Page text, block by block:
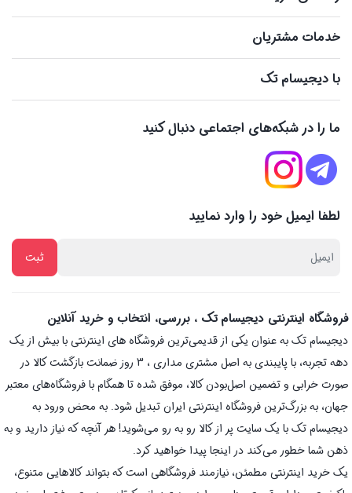
خدمات مشتریان
با دیجیسام تک
ما را در شبکه‌های اجتماعی دنبال کنید
لطفا ایمیل خود را وارد نمایید
فروشگاه اینترنتی دیجیسام تک ، بررسی، انتخاب و خرید آنلاین
دیجیسام تک به عنوان یکی از قدیمی‌ترین فروشگاه های اینترنتی با بیش از یک
دهه تجربه، با پایبندی به اصل مشتری مداری ، 3 روز ضمانت بازگشت کالا در
صورت خرابی و تضمین اصل‌بودن کالا، موفق شده تا همگام با فروشگاه‌های معتبر
جهان، به بزرگ‌ترین فروشگاه اینترنتی ایران تبدیل شود. به محض ورود به
دیجیسام تک با یک سایت پر از کالا رو به رو می‌شوید! هر آنچه که نیاز دارید و به
ذهن شما خطور می‌کند در اینجا پیدا خواهید کرد.
یک خرید اینترنتی مطمئن، نیازمند فروشگاهی است که بتواند کالاهایی متنوع،